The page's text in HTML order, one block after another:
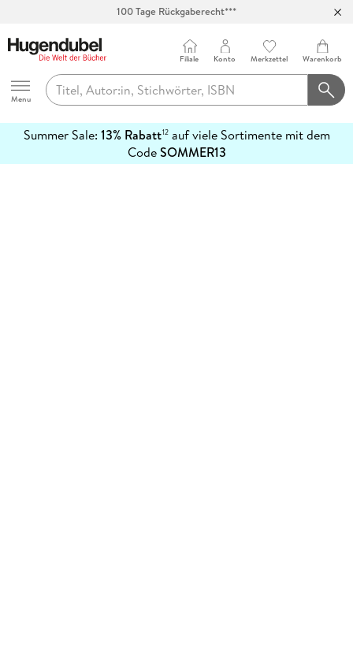
100 Tage Rückgaberecht***
Hugendubel
Menu
Filiale Konto Merkzettel Warenkorb
Summer Sale: 13% Rabatt12auf viele Sortimente mit dem
CodeSOMMER13
erfahren